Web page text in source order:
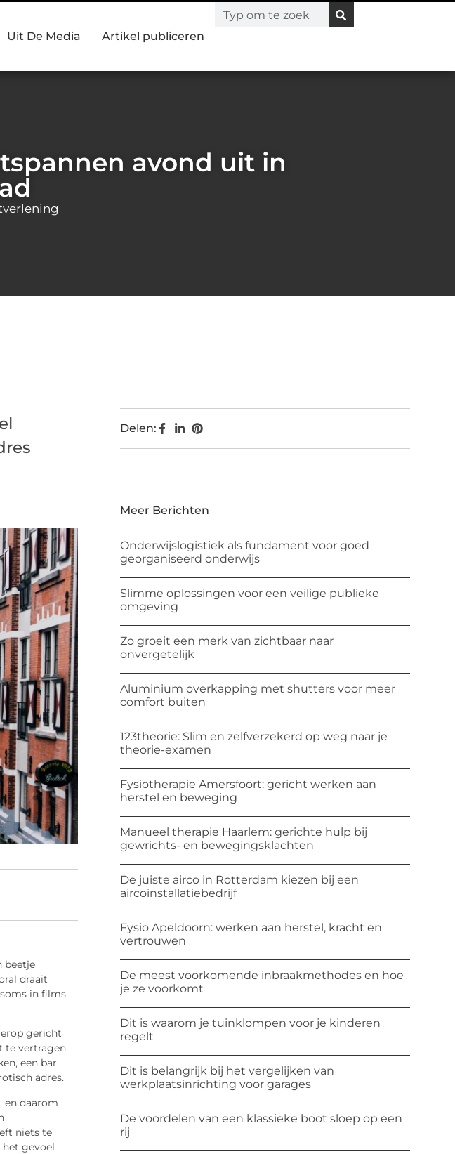
Uit De Media Artikel publiceren
avond uit in
beetje
draait
in films
erop gericht
te vertragen
een bar
adres.
en daarom
niets te
gevoel
Delen:
Meer Berichten
Onderwijslogistiek als fundament voor goed
georganiseerd onderwijs
Slimme oplossingen voor een veilige publieke
omgeving
Zo groeit een merk van zichtbaar naar
onvergetelijk
Aluminium overkapping met shutters voor meer
comfort buiten
123theorie: Slim en zelfverzekerd op weg naar je
theorie-examen
Fysiotherapie Amersfoort: gericht werken aan
herstel en beweging
Manueel therapie Haarlem: gerichte hulp bij
gewrichts- en bewegingsklachten
De juiste airco in Rotterdam kiezen bij een
aircoinstallatiebedrijf
Fysio Apeldoorn: werken aan herstel, kracht en
vertrouwen
De meest voorkomende inbraakmethodes en hoe
je ze voorkomt
Dit is waarom je tuinklompen voor je kinderen
regelt
Dit is belangrijk bij het vergelijken van
werkplaatsinrichting voor garages
De voordelen van een klassieke boot sloep op een
rij